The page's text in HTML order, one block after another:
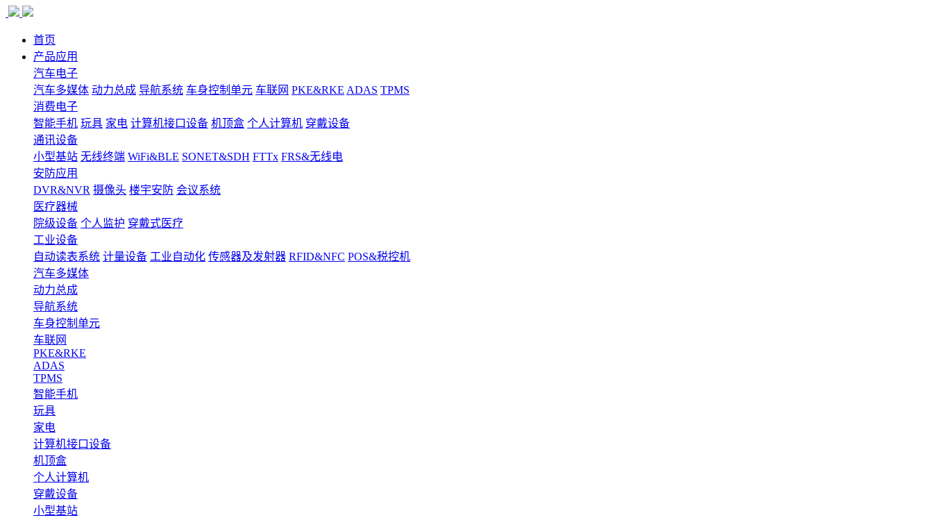
首页
产品应用
汽车电子
汽车多媒体 动力总成 导航系统 车身控制单元 车联网 PKE&RKE ADAS TPMS
消费电子
智能手机 玩具 家电 计算机接口设备 机顶盒 个人计算机 穿戴设备
通讯设备
小型基站 无线终端 WiFi&BLE SONET&SDH FTTx FRS&无线电
安防应用
DVR&NVR 摄像头 楼宇安防 会议系统
医疗器械
院级设备 个人监护 穿戴式医疗
工业设备
自动读表系统 计量设备 工业自动化 传感器及发射器 RFID&NFC POS&税控机
汽车多媒体
动力总成
导航系统
车身控制单元
车联网
PKE&RKE
ADAS
TPMS
智能手机
玩具
家电
计算机接口设备
机顶盒
个人计算机
穿戴设备
小型基站